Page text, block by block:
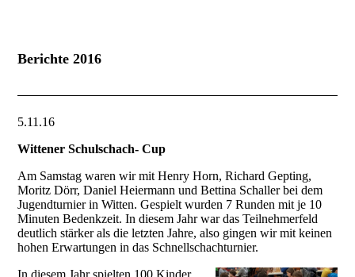
Berichte 2016
5.11.16
Wittener Schulschach- Cup
Am Samstag waren wir mit Henry Horn, Richard Gepting,
Moritz Dörr, Daniel Heiermann und Bettina Schaller bei dem
Jugendturnier in Witten. Gespielt wurden 7 Runden mit je 10
Minuten Bedenkzeit. In diesem Jahr war das Teilnehmerfeld
deutlich stärker als die letzten Jahre, also gingen wir mit keinen
hohen Erwartungen in das Schnellschachturnier.